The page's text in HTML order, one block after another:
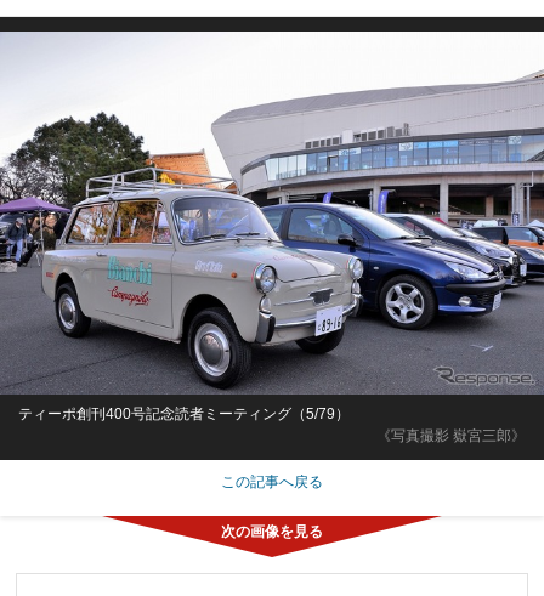
《写真撮影 嶽宮三郎》
ティーポ創刊400号記念読者ミーティング（5/79）
この記事へ戻る